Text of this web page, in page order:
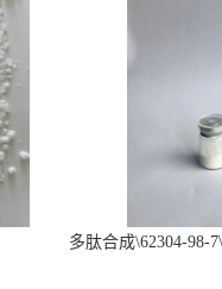
多肽合成\62304-98-